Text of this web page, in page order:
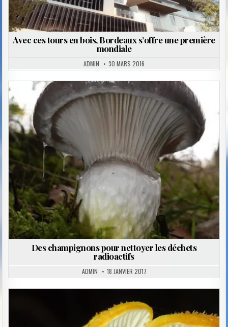
Avec ces tours en bois, Bordeaux s’offre une première
mondiale
ADMIN 30 MARS 2016
Posted
Des champignons pour nettoyer les déchets
radioactifs
ADMIN 18 JANVIER 2017
Posted
in